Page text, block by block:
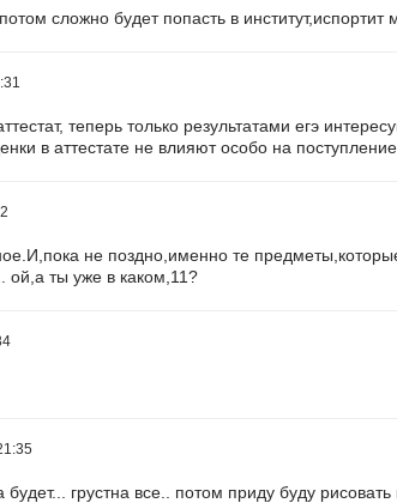
сложно будет попасть в институт,испортит
теперь только результатами егэ
в аттестате не влияют особо на поступление
не поздно,именно те
ой,а ты уже в каком,11?
будет... грустна все.. потом приду буду